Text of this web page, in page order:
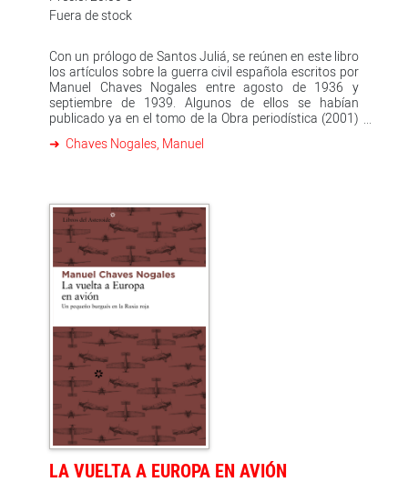
Fuera de stock
Con un prólogo de Santos Juliá, se reúnen en este libro
los artículos sobre la guerra civil española escritos por
Manuel Chaves Nogales entre agosto de 1936 y
septiembre de 1939. Algunos de ellos se habían
publicado ya en el tomo de la Obra periodística (2001)
permanecido ocultos en numerosos diarios y revistas
la obra del escritor y periodista sevillano, a cuya figura
acaba de dedicar una biografía: Chaves Nogales. El
oficio de contar (2011). María Isabel Cintas había ya
preparado, con anterioridad, otras ediciones de Chaves
Nogales para la Editorial Renacimiento, como Juan
Belmonte, matador de toros (2009) y Lo que ha
quedado del imperio de los zares (2011).
Chaves Nogales, Manuel
LA VUELTA A EUROPA EN AVIÓN